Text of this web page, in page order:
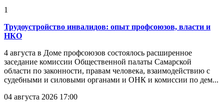
1
Трудоустройство инвалидов: опыт профсоюзов, власти и
НКО
4 августа в Доме профсоюзов состоялось расширенное
заседание комиссии Общественной палаты Самарской
области по законности, правам человека, взаимодействию с
судебными и силовыми органами и ОНК и комиссии по дем...
04 августа 2026 17:00